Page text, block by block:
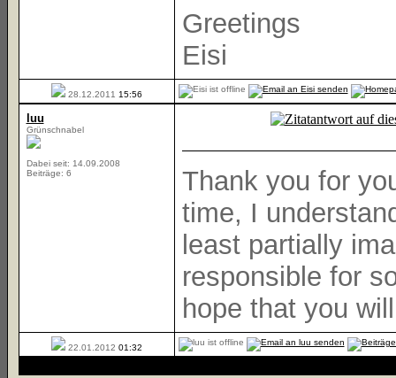
Greetings
Eisi
28.12.2011 15:56
luu
Grünschnabel
Dabei seit: 14.09.2008
Beiträge: 6
Thank you for
time, I
least partially
responsible for
hope that you
22.01.2012 01:32